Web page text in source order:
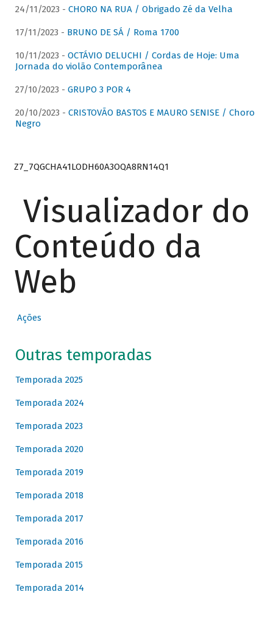
24/11/2023 - CHORO NA RUA / Obrigado Zé da Velha
17/11/2023 - BRUNO DE SÁ / Roma 1700
10/11/2023 - OCTÁVIO DELUCHI / Cordas de Hoje: Uma
Jornada do violão Contemporânea
27/10/2023 - GRUPO 3 POR 4
20/10/2023 - CRISTOVÃO BASTOS E MAURO SENISE / Choro
Negro
Z7_7QGCHA41LODH60A3OQA8RN14Q1
Visualizador do
Conteúdo da
Web
Ações
Outras temporadas
Temporada 2025
Temporada 2024
Temporada 2023
Temporada 2020
Temporada 2019
Temporada 2018
Temporada 2017
Temporada 2016
Temporada 2015
Temporada 2014